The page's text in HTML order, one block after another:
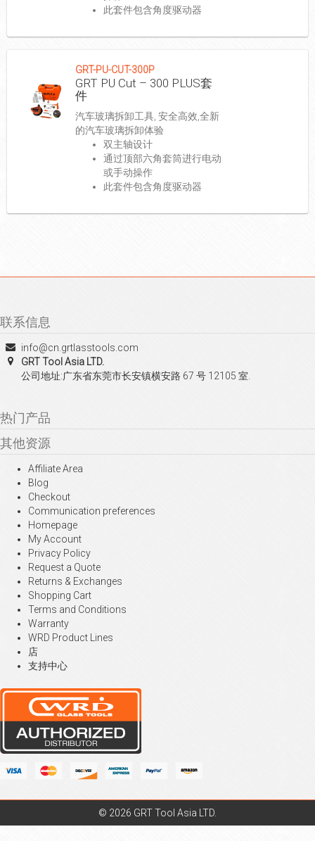
此套件包含角度驱动器
GRT-PU-CUT-300P
GRT PU Cut – 300 PLUS套
件
汽车玻璃拆卸工具, 安全高效,全新
的汽车玻璃拆卸体验
双主轴设计
通过顶部六角套筒进行电动
或手动操作
此套件包含角度驱动器
联系信息
info@cn.grtlasstools.com
GRT Tool Asia LTD.
公司地址:广东省东莞市长安镇横安路 67 号 12105 室.
热门产品
其他资源
Affiliate Area
Blog
Checkout
Communication preferences
Homepage
My Account
Privacy Policy
Request a Quote
Returns & Exchanges
Shopping Cart
Terms and Conditions
Warranty
WRD Product Lines
店
支持中心
© 2026 GRT Tool Asia LTD.